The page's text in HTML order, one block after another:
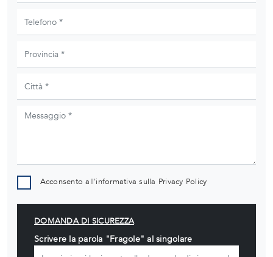
Acconsento all'informativa sulla Privacy Policy
DOMANDA DI SICUREZZA
Scrivere la parola "Fragole" al singolare